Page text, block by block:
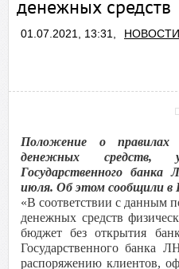
денежных средств
01.07.2021, 13:31, НОВОСТИ
Положение о правилах
денежных средств,
Государственного
июля. Об этом сообщили в
«В соответствии с данным
денежных средств
бюджет без открытия
Государственного банка
распоряжению клиентов,